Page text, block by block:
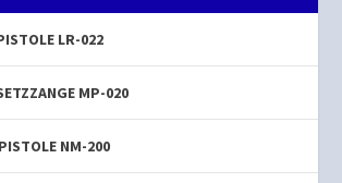
LR-022
MP-020
NM-200